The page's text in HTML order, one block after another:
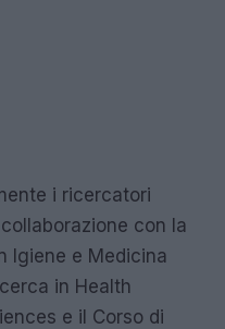
i ricercatori
con la
Igiene e Medicina
in Health
e il Corso di